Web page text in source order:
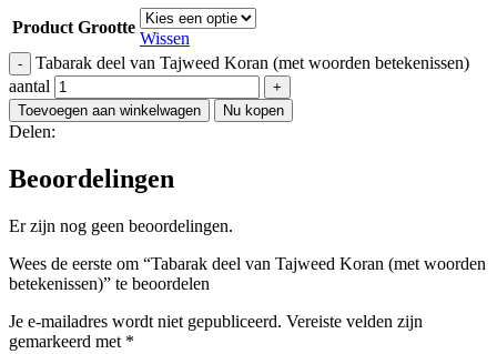
Product Grootte
Wissen
Tabarak deel van Tajweed Koran (met woorden betekenissen)
aantal
Toevoegen aan winkelwagen Nu kopen
Delen:
Beoordelingen
Er zijn nog geen beoordelingen.
Wees de eerste om “Tabarak deel van Tajweed Koran (met woorden
betekenissen)” te beoordelen
Je e-mailadres wordt niet gepubliceerd. Vereiste velden zijn
gemarkeerd met *